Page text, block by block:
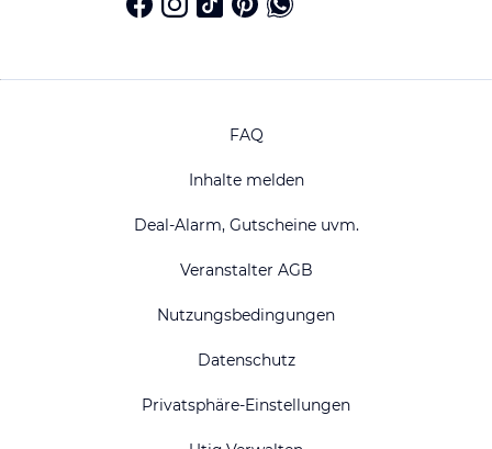
FAQ
Inhalte melden
Deal-Alarm, Gutscheine uvm.
Veranstalter AGB
Nutzungsbedingungen
Datenschutz
Privatsphäre-Einstellungen